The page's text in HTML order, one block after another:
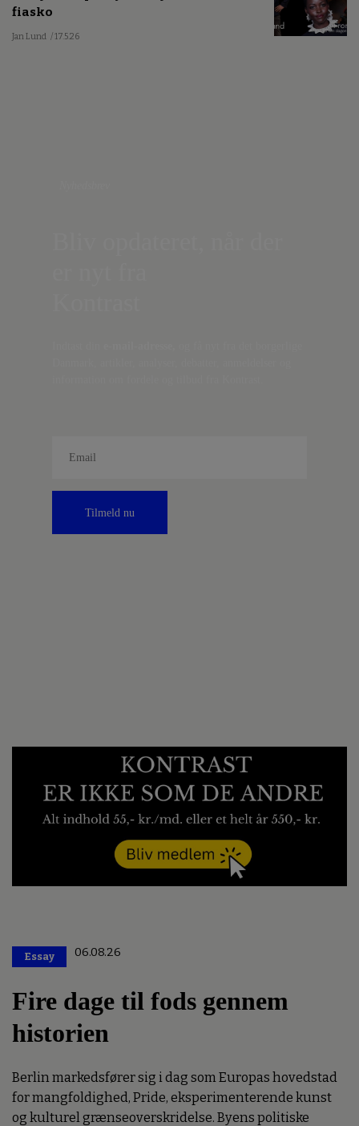
fiasko
Jan Lund / 17.5.26
Tilmeld nu
Essay 06.08.26
Fire dage til fods gennem
historien
Berlin markedsfører sig i dag som Europas hovedstad
for mangfoldighed, Pride, eksperimenterende kunst
og kulturel grænseoverskridelse. Byens politiske